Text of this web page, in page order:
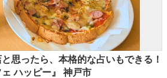
思ったら、本格的な占いもできる！
ハッピー』 神戸市